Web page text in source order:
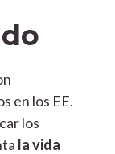
en los EE.
los
la vida